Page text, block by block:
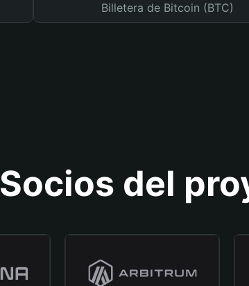
Billetera de Bitcoin (BTC)
Socios del